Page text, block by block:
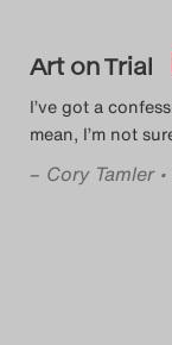
Art on Trial
I’ve got a
mean, I’m not
– Cory Tamler